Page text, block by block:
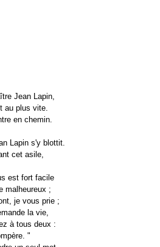
Jean Lapin,
au plus vite.
en chemin.
Lapin s'y blottit.
cet asile,
est fort facile
malheureux ;
je vous prie ;
la vie,
à tous deux :
"